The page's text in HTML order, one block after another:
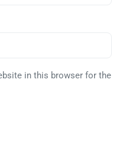
in this browser for the